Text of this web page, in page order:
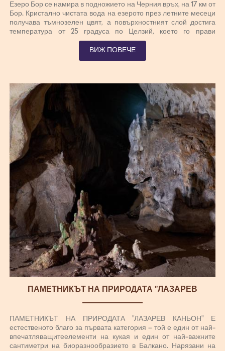
Езеро Бор се намира в подножието на Черния връх, на 17 км от
Бор. Кристално чистата вода на езерото през летните месеци
получава тъмнозелен цвят, а повърхностният слой достига
температура от 25 градуса по Целзий, което го прави
изключително приятен за къпане. Малки, диладен и
живописни бреговата линия с пейзажни плажове,
развлекателни и пешеходни пътеки, спортни игрища и други
което прави езерото Borsko един от най-атрактивните
туристически места в тази част на Сърбия. Езеро бор е
идеално място за риболов, наред с други неща.
ВИЖ ПОВЕЧЕ
ПАМЕТНИКЪТ НА ПРИРОДАТА "ЛАЗАРЕВ
ПАМЕТНИКЪТ НА ПРИРОДАТА "ЛАЗАРЕВ КАНЬОН" Е
естественото благо за първата категория – той е един от най-
впечатляващитеелементи на кукая и един от най-важните
сантиметри на биоразнообразието в Балкано. Нарязани на